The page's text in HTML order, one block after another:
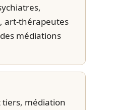
art-thérapeutes
médiations
tiers, médiation